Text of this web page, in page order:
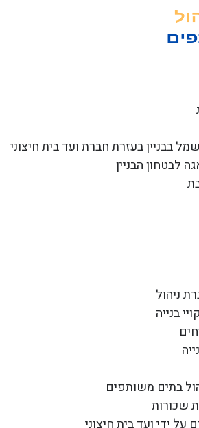
בבניין בעזרת חברת ועד בית חיצוני
לבטחון הבניין
ניהול
בנייה
בתים משותפים
שכורות
על ידי ועד בית חיצוני